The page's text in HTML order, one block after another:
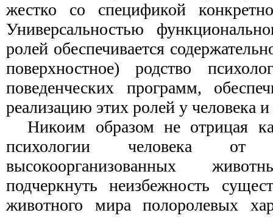
жестко со спецификой
Универсальностью
ролей обеспечивается
поверхностное) родство
поведенческих программ,
реализацию этих ролей у человека
Никоим образом не отрицая
психологии человека
высокоорганизованных
подчеркнуть неизбежность
животного мира полоролевых